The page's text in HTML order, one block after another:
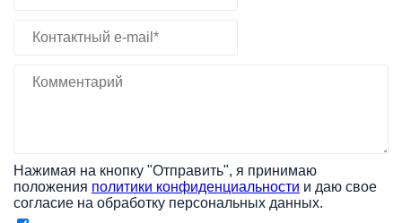
Нажимая на кнопку "Отправить", я принимаю
положения политики конфиденциальности и даю свое
согласие на обработку персональных данных.